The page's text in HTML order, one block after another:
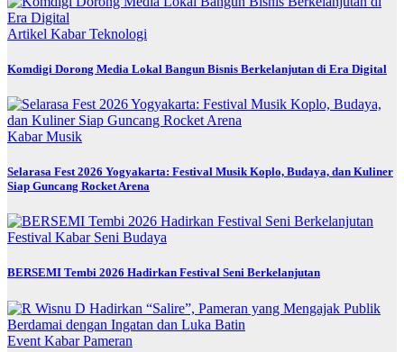
Artikel KabarTeknologi
Komdigi Dorong Media Lokal Bangun Bisnis Berkelanjutan di Era Digital
KabarMusik
Selarasa Fest 2026 Yogyakarta: Festival Musik Koplo, Budaya, dan Kuliner
Siap Guncang Rocket Arena
Festival Kabar Seni Budaya
BERSEMI Tembi 2026 Hadirkan Festival Seni Berkelanjutan
Event KabarPameran